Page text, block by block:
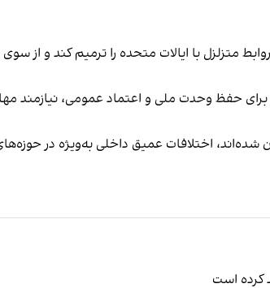
متزلزل با ایالات متحده را ترمیم کند و از
حفظ وحدت ملی و اعتماد عمومی، نیازمند
اختلافات عمیق داخلی به‌ویژه در